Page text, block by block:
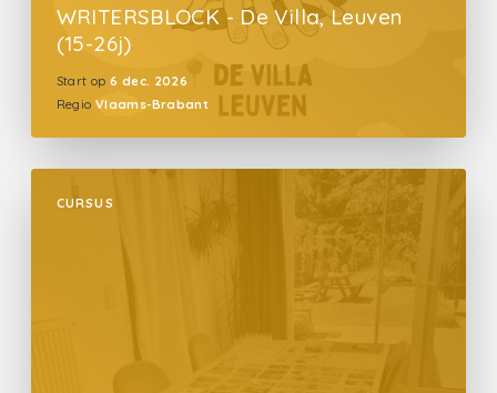
WRITERSBLOCK - De Villa, Leuven
(15-26j)
Start op 6 dec. 2026
Regio Vlaams-Brabant
CURSUS